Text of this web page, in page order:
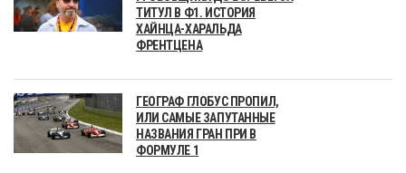
ТИТУЛ В Ф1. ИСТОРИЯ
ХАЙНЦА-ХАРАЛЬДА
ФРЕНТЦЕНА
ГЕОГРАФ ГЛОБУС ПРОПИЛ,
ИЛИ САМЫЕ ЗАПУТАННЫЕ
НАЗВАНИЯ ГРАН ПРИ В
ФОРМУЛЕ 1